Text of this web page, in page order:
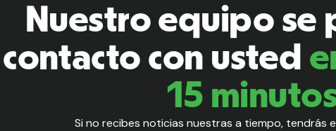
Nuestro equipo se
contacto con usted
15
Si no recibes noticias nuestras a tiempo, tendrás